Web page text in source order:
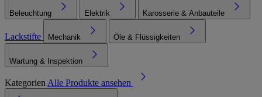
Beleuchtung Elektrik Karosserie & Anbauteile
Lackstifte Mechanik Öle & Flüssigkeiten
Wartung & Inspektion
Kategorien Alle Produkte ansehen